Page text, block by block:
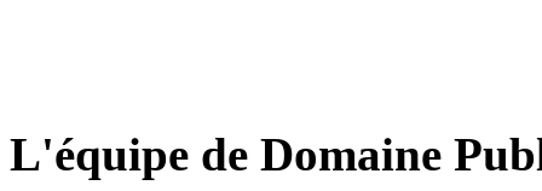
L'équipe de Domaine